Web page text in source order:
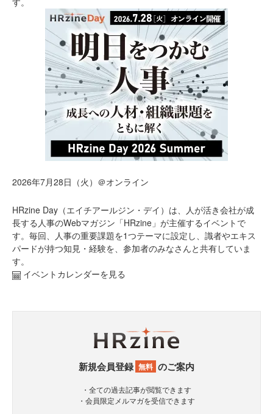
2026年7月28日（火）＠オンライン
HRzine Day（エイチアールジン・デイ）は、人が活き会社が成
長する人事のWebマガジン「HRzine」が主催するイベントで
す。毎回、人事の重要課題を1つテーマに設定し、識者やエキス
パードが持つ知見・経験を、参加者のみなさんと共有していま
す。
イベントカレンダーを見る
新規会員登録 無料 のご案内
・全ての過去記事が閲覧できます
・会員限定メルマガを受信できます